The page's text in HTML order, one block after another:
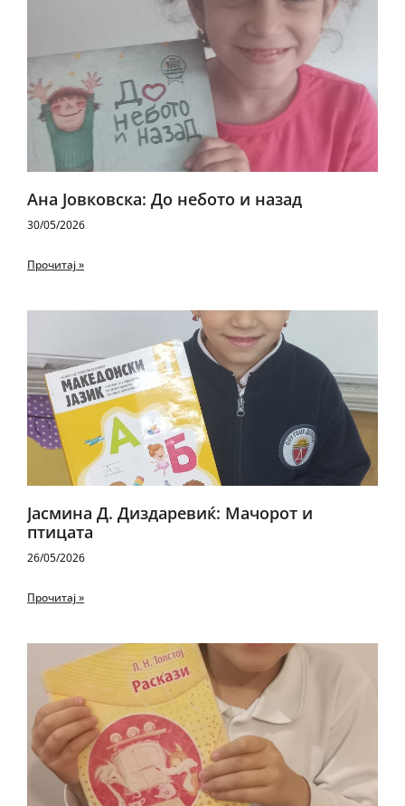
Ана Јовковска: До небото и назад
30/05/2026
Прочитај »
Јасмина Д. Диздаревиќ: Мачорот и
птицата
26/05/2026
Прочитај »